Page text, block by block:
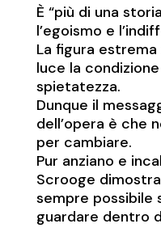
È “più di una
l’egoismo e
La figura
luce la
spietatezza.
Dunque il
dell’opera è che
per cambiare.
Pur anziano e
Scrooge
sempre possibile
guardare dentro